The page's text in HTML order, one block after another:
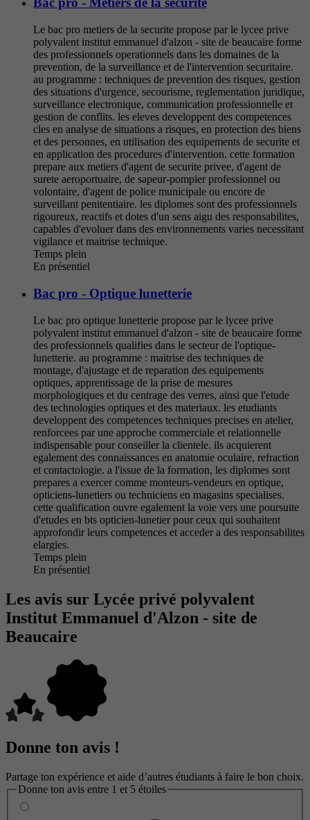
Le bac pro metiers de la securite propose par le lycee prive
polyvalent institut emmanuel d'alzon - site de beaucaire forme
des professionnels operationnels dans les domaines de la
prevention, de la surveillance et de l'intervention securitaire.
au programme : techniques de prevention des risques, gestion
des situations d'urgence, secourisme, reglementation juridique,
surveillance electronique, communication professionnelle et
gestion de conflits. les eleves developpent des competences
cles en analyse de situations a risques, en protection des biens
et des personnes, en utilisation des equipements de securite et
en application des procedures d'intervention. cette formation
prepare aux metiers d'agent de securite privee, d'agent de
surete aeroportuaire, de sapeur-pompier professionnel ou
volontaire, d'agent de police municipale ou encore de
surveillant penitentiaire. les diplomes sont des professionnels
rigoureux, reactifs et dotes d'un sens aigu des responsabilites,
capables d'evoluer dans des environnements varies necessitant
vigilance et maitrise technique.
Temps plein
En présentiel
Bac pro - Optique lunetterie
Le bac pro optique lunetterie propose par le lycee prive
polyvalent institut emmanuel d'alzon - site de beaucaire forme
des professionnels qualifies dans le secteur de l'optique-
lunetterie. au programme : maitrise des techniques de
montage, d'ajustage et de reparation des equipements
optiques, apprentissage de la prise de mesures
morphologiques et du centrage des verres, ainsi que l'etude
des technologies optiques et des materiaux. les etudiants
developpent des competences techniques precises en atelier,
renforcees par une approche commerciale et relationnelle
indispensable pour conseiller la clientele. ils acquierent
egalement des connaissances en anatomie oculaire, refraction
et contactologie. a l'issue de la formation, les diplomes sont
prepares a exercer comme monteurs-vendeurs en optique,
opticiens-lunetiers ou techniciens en magasins specialises.
cette qualification ouvre egalement la voie vers une poursuite
d'etudes en bts opticien-lunetier pour ceux qui souhaitent
approfondir leurs competences et acceder a des responsabilites
elargies.
Temps plein
En présentiel
Les avis sur Lycée privé polyvalent
Institut Emmanuel d'Alzon - site de
Beaucaire
Donne ton avis !
Partage ton expérience et aide d’autres étudiants à faire le bon choix.
Donne ton avis entre 1 et 5 étoiles